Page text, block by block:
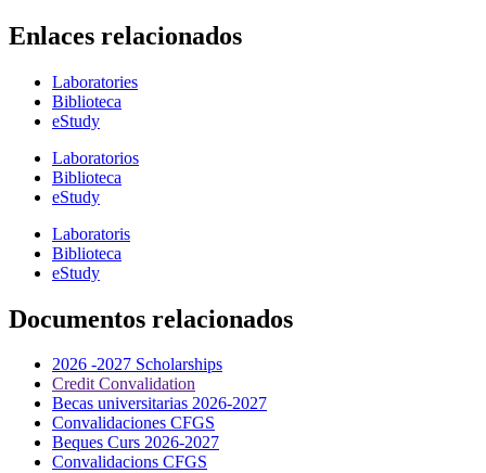
Enlaces relacionados
Laboratories
Biblioteca
eStudy
Laboratorios
Biblioteca
eStudy
Laboratoris
Biblioteca
eStudy
Documentos relacionados
2026 -2027 Scholarships
Credit Convalidation
Becas universitarias 2026-2027
Convalidaciones CFGS
Beques Curs 2026-2027
Convalidacions CFGS